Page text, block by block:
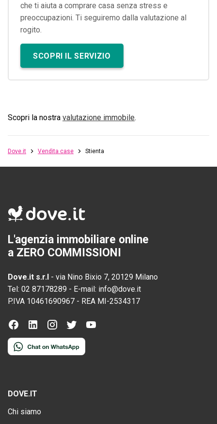
che ti aiuta a comprare casa senza stress e
preoccupazioni. Ti seguiremo dalla valutazione al
rogito.
SCOPRI IL SERVIZIO
Scopri la nostra valutazione immobile.
Dove.it Vendita case Stienta
L'agenzia immobiliare online
a ZERO COMMISSIONI
Dove.it s.r.l - via Nino Bixio 7, 20129 Milano
Tel: 02 87178289 - E-mail: info@dove.it
P.IVA 10461690967 - REA MI-2534317
DOVE.IT
Chi siamo